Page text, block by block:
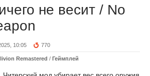
не весит / No
10:05 770
Remastered / Геймплей